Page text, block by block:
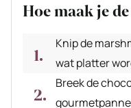
Hoe maak je
Knip de
wat platter
Breek de